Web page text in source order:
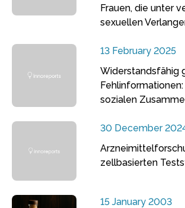
Frauen, die unter
sexuellen
13 February 2025
Widerstandsfähig
sozialen
30 December
zellbasierten
15 January 2003